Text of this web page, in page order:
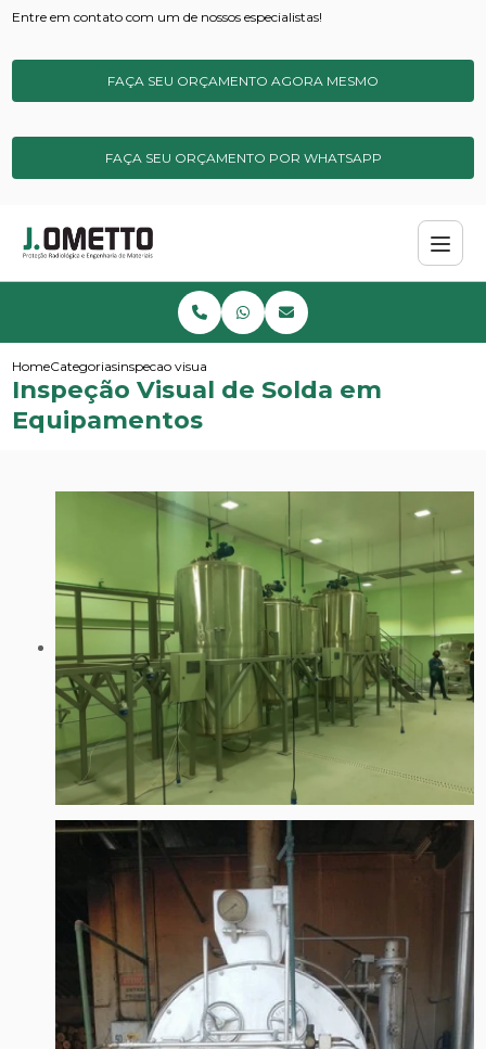
Entre em contato com um de nossos especialistas!
FAÇA SEU ORÇAMENTO AGORA MESMO
FAÇA SEU ORÇAMENTO POR WHATSAPP
HomeCategoriasinspecao visual de solda em equipamentos
Inspeção Visual de Solda em
Equipamentos